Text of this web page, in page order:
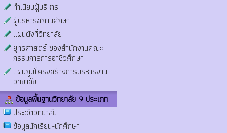
ทำเนียบผู้บริหาร
ผู้บริหารสถานศึกษา
แผนผังที่วิทยาลัย
ยุทธศาสตร์ ของสำนักงานคณะ
กรรมการการอาชีวศึกษา
แผนภูมิโครงสร้างการบริหารงาน
วิทยาลัย
ข้อมูลพื้นฐานวิทยาลัย 9 ประเภท
ประวัติวิทยาลัย
ข้อมูลนักเรียน-นักศึกษา